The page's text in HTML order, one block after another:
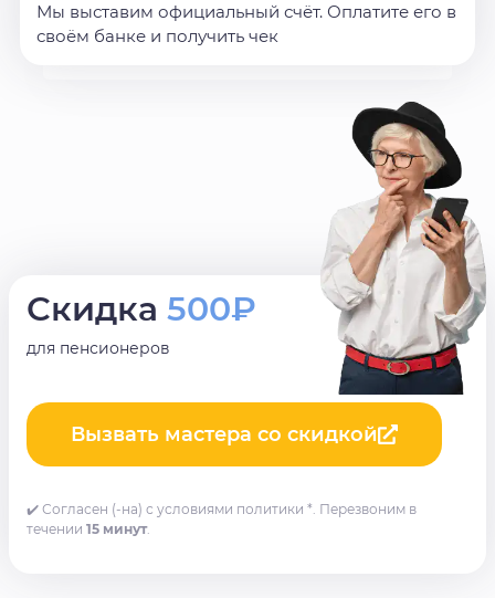
Мы выставим официальный счёт. Оплатите его в
своём банке и получить чек
Скидка 500₽
для пенсионеров
Вызвать мастера со скидкой
✔️ Согласен (-на) с условиями политики *. Перезвоним в
течении 15 минут.